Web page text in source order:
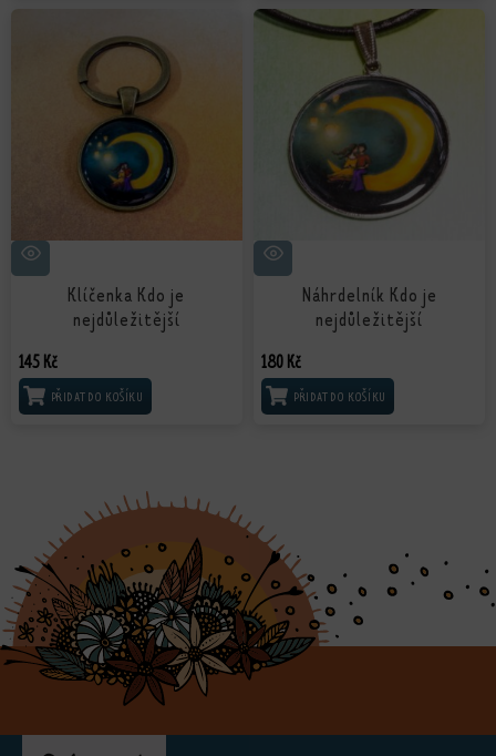
Klíčenka Kdo je
nejdůležitější
145 Kč
PŘIDAT DO KOŠÍKU
Náhrdelník Kdo je
nejdůležitější
180 Kč
PŘIDAT DO KOŠÍKU